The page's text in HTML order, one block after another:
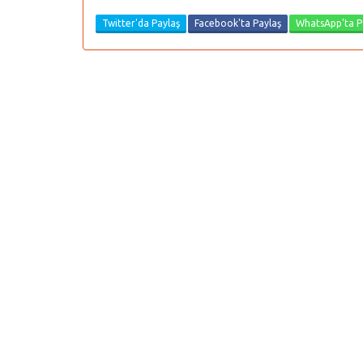
Twitter'da Paylaş Facebook'ta Paylaş WhatsApp'ta